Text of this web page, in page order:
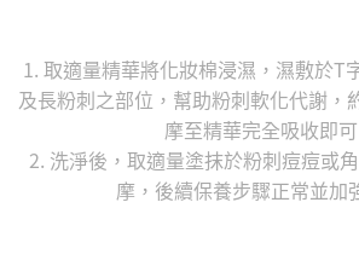
1. 取適量精華將化妝棉浸濕，濕敷於T
及長粉刺之部位，幫助粉刺軟化代謝，
摩至精華完全吸收即可
2. 洗淨後，取適量塗抹於粉刺痘痘或
摩，後續保養步驟正常並加